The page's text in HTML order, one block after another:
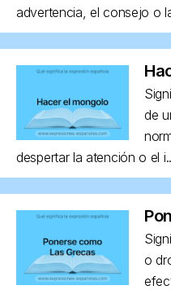
advertencia, el consejo o
de
despertar la atención o el
o